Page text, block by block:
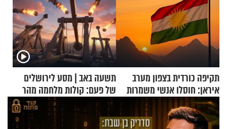
תקיפה כורדית בצפון מערב
איראן: חוסלו אנשי משמרות
המהפכה
תשעה באב | מסע לירושלים
של פעם: קולות מלחמה מהר
הזיתים